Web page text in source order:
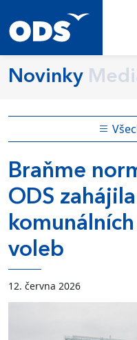
Novinky
Braňme
ODS
voleb
12. června 2026